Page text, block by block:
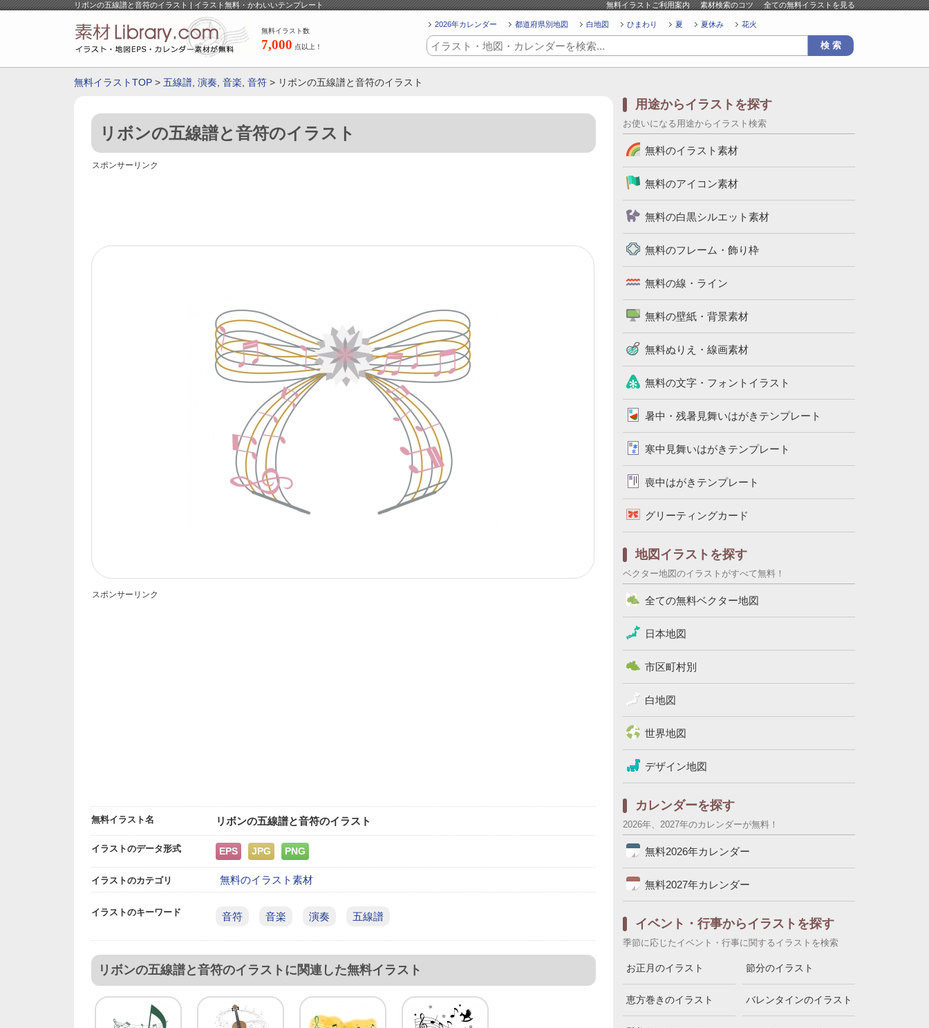
リボンの五線譜と音符のイラスト | イラスト無料・かわいいテンプレート 無料イラストご利用案内 素材検索のコツ 全ての無料イラストを見る
無料イラスト数
7,000 点以上！
2026年カレンダー 都道府県別地図 白地図 ひまわり 夏 夏休み 花火
無料イラストTOP > 五線譜 演奏 音楽 音符 > リボンの五線譜と音符のイラスト
リボンの五線譜と音符のイラスト
スポンサーリンク
スポンサーリンク
無料イラスト名 リボンの五線譜と音符のイラスト
イラストのデータ形式 EPS JPG PNG
イラストのカテゴリ 無料のイラスト素材
イラストのキーワード 音符 音楽 演奏 五線譜
リボンの五線譜と音符のイラストに関連した無料イラスト
用途からイラストを探す
お使いになる用途からイラスト検索
無料のイラスト素材
無料のアイコン素材
無料の白黒シルエット素材
無料のフレーム・飾り枠
無料の線・ライン
無料の壁紙・背景素材
無料ぬりえ・線画素材
無料の文字・フォントイラスト
暑中・残暑見舞いはがきテンプレート
寒中見舞いはがきテンプレート
喪中はがきテンプレート
グリーティングカード
地図イラストを探す
ベクター地図のイラストがすべて無料！
全ての無料ベクター地図
日本地図
市区町村別
白地図
世界地図
デザイン地図
カレンダーを探す
2026年、2027年のカレンダーが無料！
無料2026年カレンダー
無料2027年カレンダー
イベント・行事からイラストを探す
季節に応じたイベント・行事に関するイラストを検索
お正月のイラスト 節分のイラスト
恵方巻きのイラスト バレンタインのイラスト